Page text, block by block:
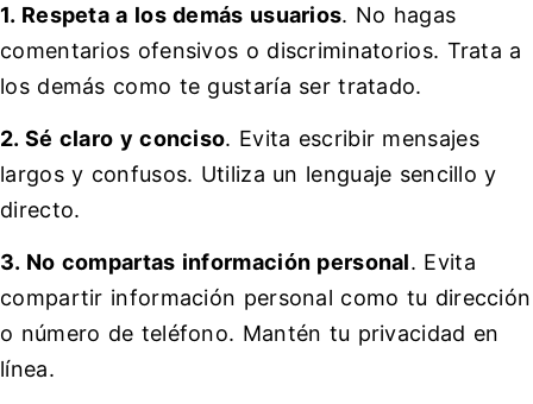
1. Respeta a los demás usuarios. No hagas
comentarios ofensivos o discriminatorios. Trata a
los demás como te gustaría ser tratado.
2. Sé claro y conciso. Evita escribir mensajes
largos y confusos. Utiliza un lenguaje sencillo y
directo.
3. No compartas información personal. Evita
compartir información personal como tu dirección
o número de teléfono. Mantén tu privacidad en
línea.